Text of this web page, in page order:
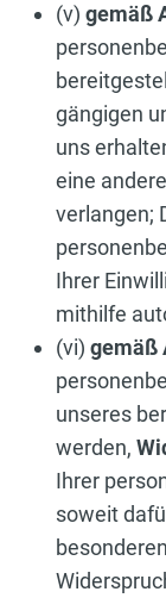
(v) gemäß
gängigen
uns
eine
verlangen;
Ihrer
mithilfe
(vi) gemäß
unseres
werden,
Ihrer
soweit